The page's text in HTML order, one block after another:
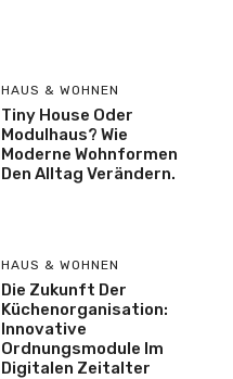
HAUS & WOHNEN
Tiny House Oder
Modulhaus? Wie
Moderne Wohnformen
Den Alltag Verändern.
HAUS & WOHNEN
Die Zukunft Der
Küchenorganisation:
Innovative
Ordnungsmodule Im
Digitalen Zeitalter